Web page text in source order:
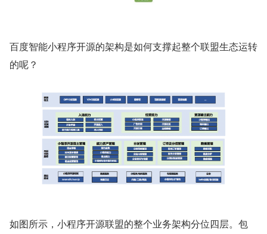
百度智能小程序开源的架构是如何支撑起整个联盟生态运转
的呢？
如图所示，小程序开源联盟的整个业务架构分位四层。包